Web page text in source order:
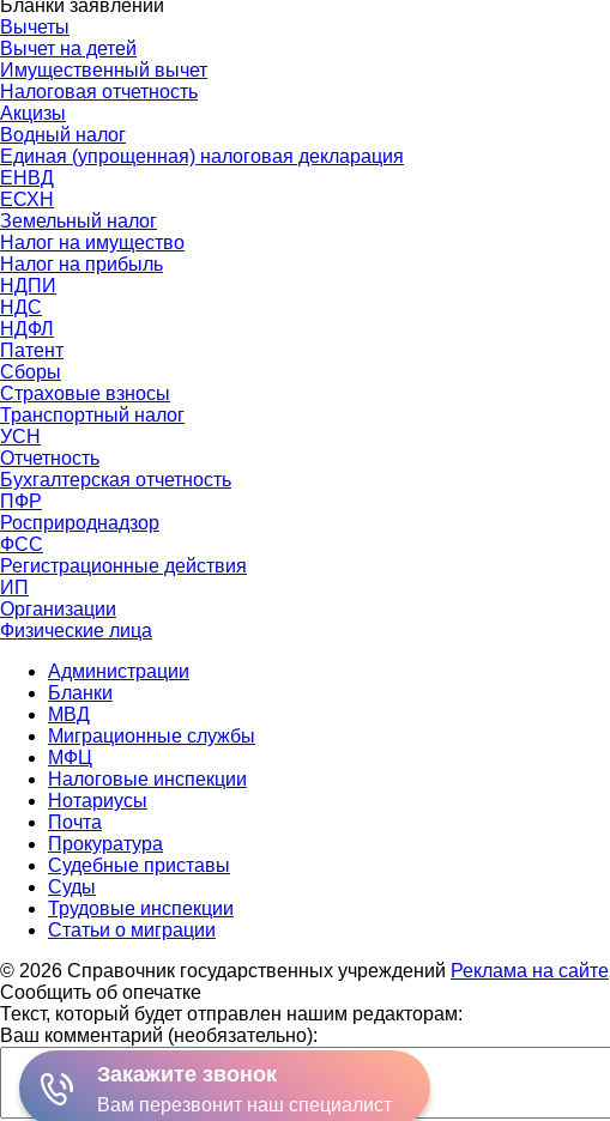
Бланки заявлений
Вычеты
Вычет на детей
Имущественный вычет
Налоговая отчетность
Акцизы
Водный налог
Единая (упрощенная) налоговая декларация
ЕНВД
ЕСХН
Земельный налог
Налог на имущество
Налог на прибыль
НДПИ
НДС
НДФЛ
Патент
Сборы
Страховые взносы
Транспортный налог
УСН
Отчетность
Бухгалтерская отчетность
ПФР
Росприроднадзор
ФСС
Регистрационные действия
ИП
Организации
Физические лица
Администрации
Бланки
МВД
Миграционные службы
МФЦ
Налоговые инспекции
Нотариусы
Почта
Прокуратура
Судебные приставы
Суды
Трудовые инспекции
Статьи о миграции
© 2026 Справочник государственных учреждений Реклама на сайте
Сообщить об опечатке
Текст, который будет отправлен нашим редакторам:
Ваш комментарий (необязательно):